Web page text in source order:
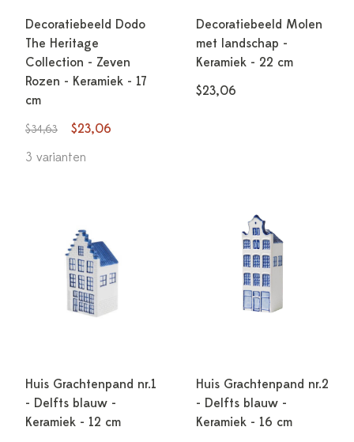
Decoratiebeeld Dodo
The Heritage
Collection - Zeven
Rozen - Keramiek - 17
cm
$34,63
$23,06
3 varianten
Decoratiebeeld Molen
met landschap -
Keramiek - 22 cm
$23,06
Huis Grachtenpand nr.1
- Delfts blauw -
Keramiek - 12 cm
Huis Grachtenpand nr.2
- Delfts blauw -
Keramiek - 16 cm